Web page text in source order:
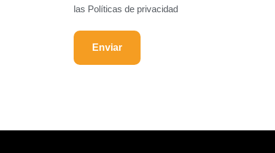
las Políticas de privacidad
Enviar